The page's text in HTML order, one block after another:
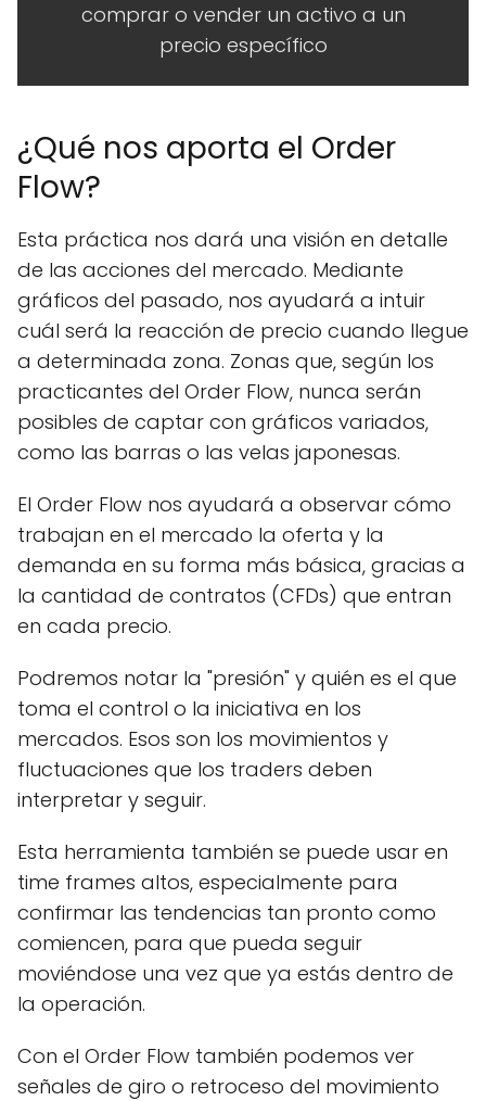
comprar o vender un activo a un
precio específico
¿Qué nos aporta el Order
Flow?
Esta práctica nos dará una visión en detalle
de las acciones del mercado. Mediante
gráficos del pasado, nos ayudará a intuir
cuál será la reacción de precio cuando llegue
a determinada zona. Zonas que, según los
practicantes del Order Flow, nunca serán
posibles de captar con gráficos variados,
como las barras o las velas japonesas.
El Order Flow nos ayudará a observar cómo
trabajan en el mercado la oferta y la
demanda en su forma más básica, gracias a
la cantidad de contratos (CFDs) que entran
en cada precio.
Podremos notar la "presión" y quién es el que
toma el control o la iniciativa en los
mercados. Esos son los movimientos y
fluctuaciones que los traders deben
interpretar y seguir.
Esta herramienta también se puede usar en
time frames altos, especialmente para
confirmar las tendencias tan pronto como
comiencen, para que pueda seguir
moviéndose una vez que ya estás dentro de
la operación.
Con el Order Flow también podemos ver
señales de giro o retroceso del movimiento